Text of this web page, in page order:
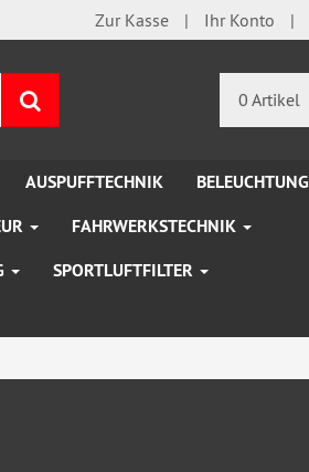
Zur Kasse Ihr Konto
0 Artikel
AUSPUFFTECHNIK
BELEUCHTUNG
FAHRWERKSTECHNIK
SPORTLUFTFILTER